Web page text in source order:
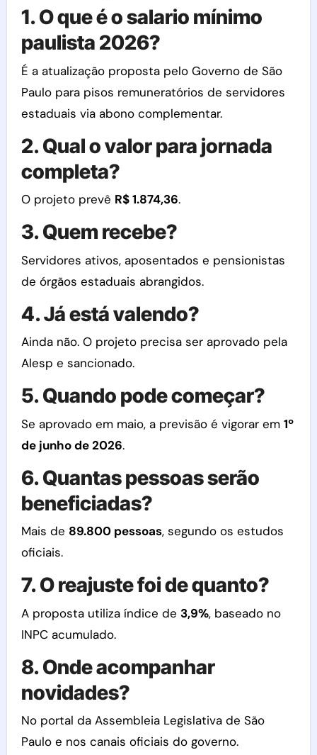
1. O que é o salario mínimo
paulista 2026?
É a atualização proposta pelo Governo de São
Paulo para pisos remuneratórios de servidores
estaduais via abono complementar.
2. Qual o valor para jornada
completa?
O projeto prevê R$ 1.874,36.
3. Quem recebe?
Servidores ativos, aposentados e pensionistas
de órgãos estaduais abrangidos.
4. Já está valendo?
Ainda não. O projeto precisa ser aprovado pela
Alesp e sancionado.
5. Quando pode começar?
Se aprovado em maio, a previsão é vigorar em 1º
de junho de 2026.
6. Quantas pessoas serão
beneficiadas?
Mais de 89.800 pessoas, segundo os estudos
oficiais.
7. O reajuste foi de quanto?
A proposta utiliza índice de 3,9%, baseado no
INPC acumulado.
8. Onde acompanhar
novidades?
No portal da Assembleia Legislativa de São
Paulo e nos canais oficiais do governo.